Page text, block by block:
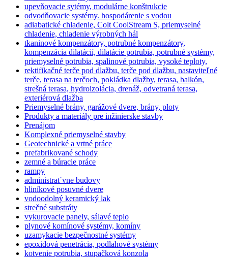
upevňovacie sytémy, modulárne konštrukcie
odvodňovacie systémy. hospodárenie s vodou
adiabatické chladenie, Colt CoolStream S, priemyselné
chladenie, chladenie výrobných hál
tkaninové kompenzátory, potrubné kompenzátory,
kompenzácia dilatácií, dilatácie potrubia, potrubné systémy,
priemyselné potrubia, spalinové potrubia, vysoké teploty,
rektifikačné terče pod dlažbu, terče pod dlažbu, nastaviteľné
terče, terasa na terčoch, pokládka dlažby, terasa, balkón,
strešná terasa, hydroizolácia, drenáž, odvetraná terasa,
exteriérová dlažba
Priemyselné brány, garážové dvere, brány, ploty
Produkty a materiály pre inžinierske stavby
Prenájom
Komplexné priemyselné stavby
Geotechnické a vrtné práce
prefabrikované schody
zemné a búracie práce
rampy
administrat´vne budovy
hliníkové posuvné dvere
vodoodolný keramický lak
strečné substráty
vykurovacie panely, sálavé teplo
plynové komínové systémy, komíny
uzamykacie bezpečnostné systémy
epoxidová penetrácia, podlahové systémy
kotvenie potrubia, stupačková konzola